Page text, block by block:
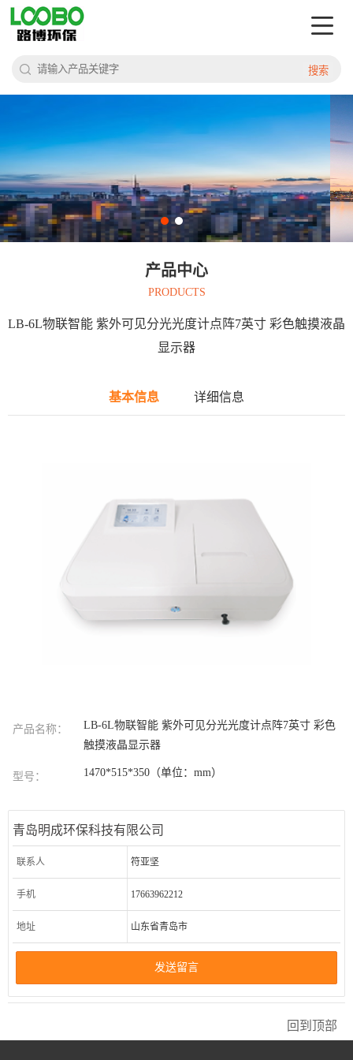
搜索
产品中心
PRODUCTS
LB-6L物联智能 紫外可见分光光度计点阵7英寸 彩色触摸液晶
显示器
基本信息 详细信息
产品名称：
LB-6L物联智能 紫外可见分光光度计点阵7英寸 彩色
触摸液晶显示器
型号： 1470*515*350（单位：mm）
青岛明成环保科技有限公司
联系人 符亚坚
手机 17663962212
地址 山东省青岛市
发送留言
回到顶部